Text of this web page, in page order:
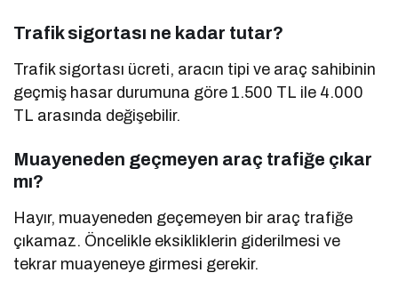
Trafik sigortası ne kadar tutar?
Trafik sigortası ücreti, aracın tipi ve araç sahibinin
geçmiş hasar durumuna göre 1.500 TL ile 4.000
TL arasında değişebilir.
Muayeneden geçmeyen araç trafiğe çıkar
mı?
Hayır, muayeneden geçemeyen bir araç trafiğe
çıkamaz. Öncelikle eksikliklerin giderilmesi ve
tekrar muayeneye girmesi gerekir.